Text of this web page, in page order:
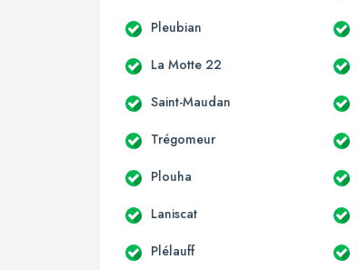
Pleubian
La Motte 22
Saint-Maudan
Trégomeur
Plouha
Laniscat
Plélauff